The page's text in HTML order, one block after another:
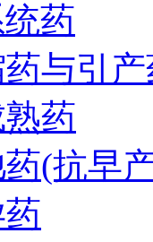
药
与引
药
(抗早